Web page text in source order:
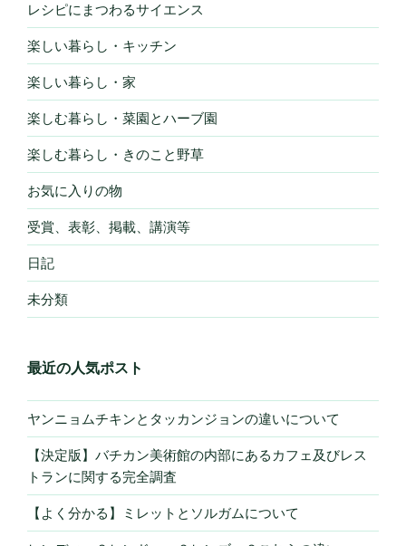
レシピにまつわるサイエンス
楽しい暮らし・キッチン
楽しい暮らし・家
楽しむ暮らし・菜園とハーブ園
楽しむ暮らし・きのこと野草
お気に入りの物
受賞、表彰、掲載、講演等
日記
未分類
最近の人気ポスト
ヤンニョムチキンとタッカンジョンの違いについて
【決定版】バチカン美術館の内部にあるカフェ及びレス
トランに関する完全調査
【よく分かる】ミレットとソルガムについて